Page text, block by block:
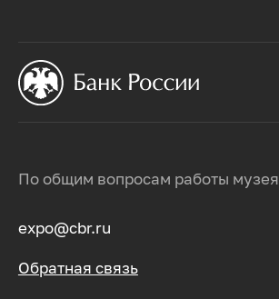
По общим вопросам работы музея
expo@cbr.ru
Обратная связь